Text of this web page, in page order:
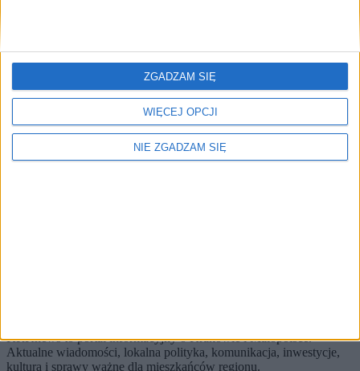
WIĘCEJ OPCJI
NIE ZGADZAM SIĘ
ZGADZAM SIĘ
TOP 5
Pył znad Sahary dotarł do Krakowa. Jak wpłynie na nasze
KRKnews to portal informacyjny o Krakowie i Małopolsce.
Aktualne wiadomości, lokalna polityka, komunikacja, inwestycje,
kultura i sprawy ważne dla mieszkańców regionu.